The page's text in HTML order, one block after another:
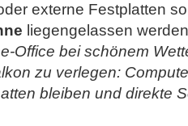
externe Festplatten
liegengelassen
Office bei schönem
zu verlegen:
bleiben und direkte